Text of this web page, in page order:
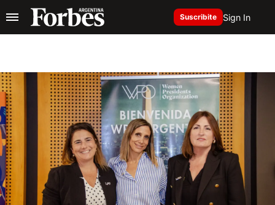
Suscribite Sign In